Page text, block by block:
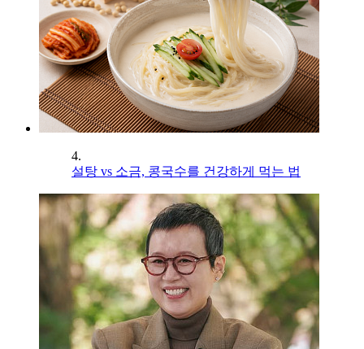
4.
설탕 vs 소금, 콩국수를 건강하게 먹는 법